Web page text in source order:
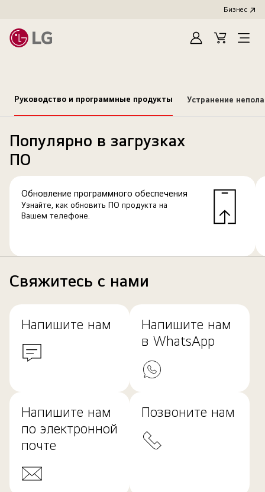
Бизнес
Cart
Open
Руководство и программные продукты Устранение
Популярно в загрузках
ПО
Обновление программного обеспечения
Узнайте, как обновить ПО продукта на
Вашем телефоне.
Свяжитесь с нами
Напишите нам
Напишите нам
в WhatsApp
Напишите нам
по электронной
почте
Позвоните нам